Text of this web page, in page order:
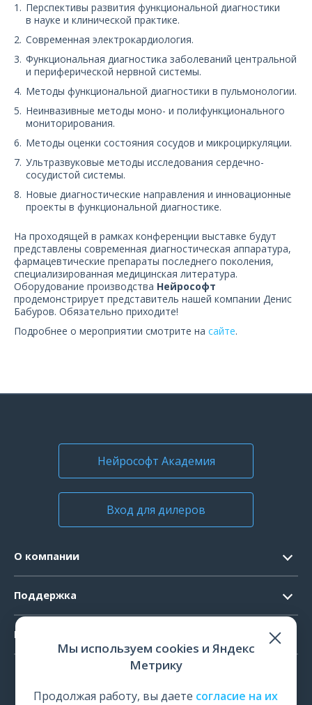
Перспективы развития функциональной диагностики
в науке и клинической практике.
Современная электрокардиология.
Функциональная диагностика заболеваний центральной
и периферической нервной системы.
Методы функциональной диагностики в пульмонологии.
Неинвазивные методы моно- и полифункционального
мониторирования.
Методы оценки состояния сосудов и микроциркуляции.
Ультразвуковые методы исследования сердечно-
сосудистой системы.
Новые диагностические направления и инновационные
проекты в функциональной диагностике.
На проходящей в рамках конференции выставке будут
представлены современная диагностическая аппаратура,
фармацевтические препараты последнего поколения,
специализированная медицинская литература.
Оборудование производства Нейрософт
продемонстрирует представитель нашей компании Денис
Бабуров. Обязательно приходите!
Подробнее о мероприятии смотрите на сайте.
Нейрософт Академия
Вход для дилеров
О компании
Официальные документы
Поддержка
Системные требования
Поверка и калибровка
Продукты
ЭМГ
Мы используем cookies и Яндекс
Метрику
Продолжая работу, вы даете согласие на их